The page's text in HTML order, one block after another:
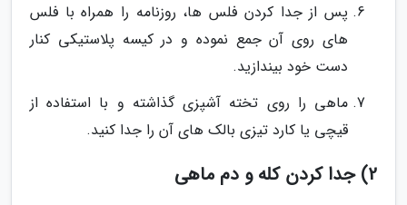
پس از جدا کردن فلس ها، روزنامه را همراه با فلس
های روی آن جمع نموده و در کیسه پلاستیکی کنار
دست خود بیندازید.
ماهی را روی تخته آشپزی گذاشته و با استفاده از
قیچی یا کارد تیزی بالک های آن را جدا کنید.
2) جدا کردن کله و دم ماهی